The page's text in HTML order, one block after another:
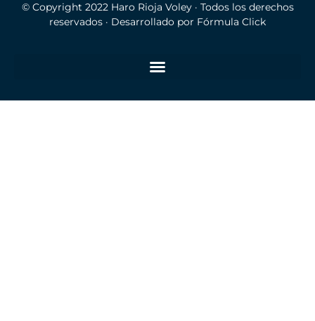
© Copyright 2022 Haro Rioja Voley· Todos los derechos
reservados · Desarrollado por Fórmula Click